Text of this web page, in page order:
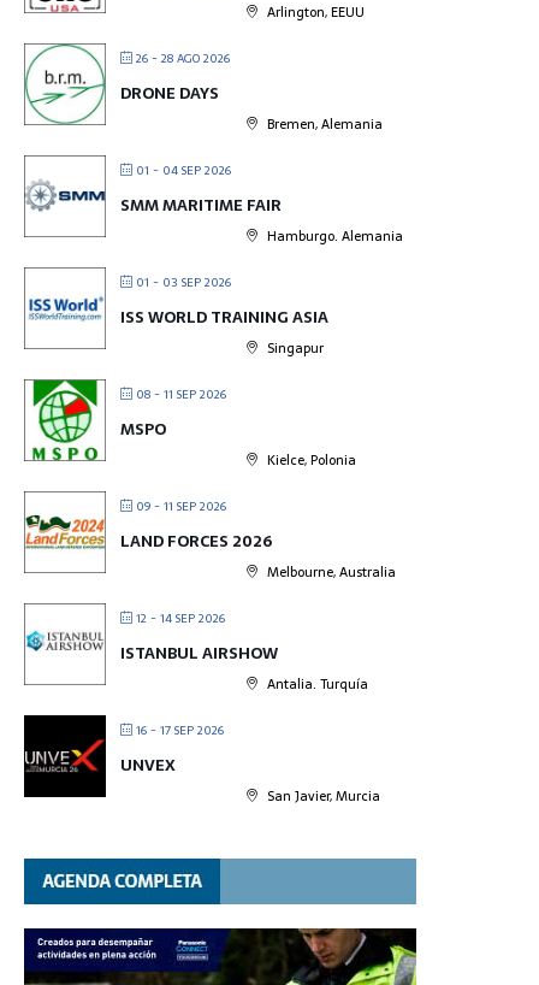
Arlington, EEUU
26 - 28 AGO 2026
DRONE DAYS
Bremen, Alemania
01 - 04 SEP 2026
SMM MARITIME FAIR
Hamburgo. Alemania
01 - 03 SEP 2026
ISS WORLD TRAINING ASIA
Singapur
08 - 11 SEP 2026
MSPO
Kielce, Polonia
09 - 11 SEP 2026
LAND FORCES 2026
Melbourne, Australia
12 - 14 SEP 2026
ISTANBUL AIRSHOW
Antalia. Turquía
16 - 17 SEP 2026
UNVEX
San Javier, Murcia